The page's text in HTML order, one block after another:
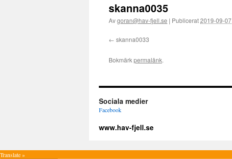
skanna0035
Avgoran@hav-fjell.se | Publicerat2019-09-07
skanna0033
Bokmärkpermalänk.
Sociala medier
Facebook
www.hav-fjell.se
Translate »